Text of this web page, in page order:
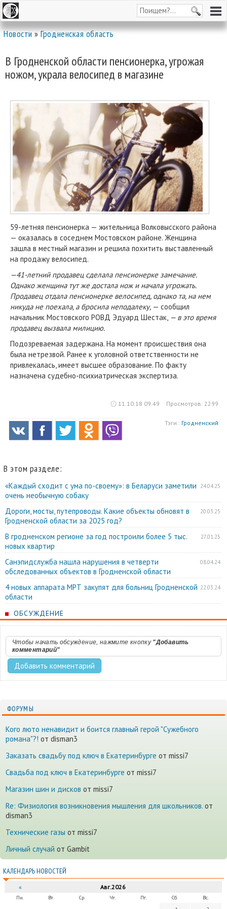
Новости»Гродненская область
В Гродненской области пенсионерка, угрожая
ножом, украла велосипед в магазине
59-летняя пенсионерка — жительница Волковысского района
— оказалась в соседнем Мостовском районе. Женщина
зашла в местный магазин и решила похитить выставленный
на продажу велосипед.
—41-летний продавец сделала пенсионерке замечание.
Однако женщина тут же достала нож и начала угрожать.
Продавец отдала пенсионерке велосипед, однако та, на нем
никуда не поехала, а бросила неподалеку, — сообщил
начальник Мостовского РОВД Эдуард Шестак, — в это время
продавец вызвала милицию.
Подозреваемая задержана. На момент происшествия она
была нетрезвой. Ранее к уголовной ответственности не
привлекалась, имеет высшее образование. По факту
назначена судебно-психиатрическая экспертиза.
11.10.18 09:49 Просмотров: 2299
Тэги : Гродненский
В этом разделе:
24.04.25
«Каждый сходит с ума по-своему»: в Беларуси заметили
очень необычную собаку
20.03.25
Дороги, мосты, путепроводы. Какие объекты обновят в
Гродненской области за 2025 год?
27.01.25
В гродненском регионе за год построили более 5 тыс.
новых квартир
08.04.24
Санэпидслужба нашла нарушения в четверти
обследованных объектов в Гродненской области
22.03.24
4 новых аппарата МРТ закупят для больниц Гродненской
области
ОБСУЖДЕНИЕ
Чтобы начать обсуждение, нажмите кнопку "Добавить
комментарий"
ФОРУМЫ
Кого люто ненавидит и боится главный герой "Сужебного
романа"?! от disman3
Заказать свадьбу под ключ в Екатеринбурге от missi7
Cвадьба под ключ в Екатеринбурге от missi7
Магазин шин и дисков от missi7
Re: Физиология возникновения мышления для школьников. от
disman3
Технические газы от missi7
Личный случай от Gambit
КАЛЕНДАРЬ НОВОСТЕЙ
« Авг.2026
Пн. Вт. Ср. Чт. Пт. Сб.
Вс.